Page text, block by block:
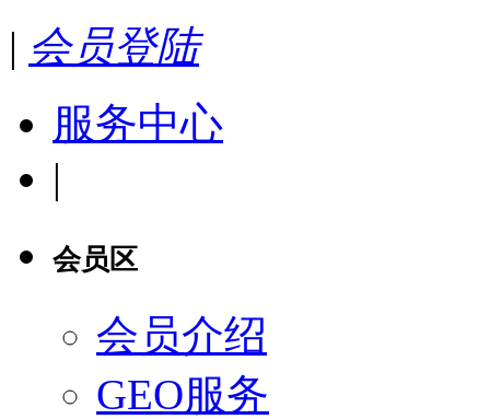
| 会员登陆
服务中心
|
会员区
会员介绍
GEO服务